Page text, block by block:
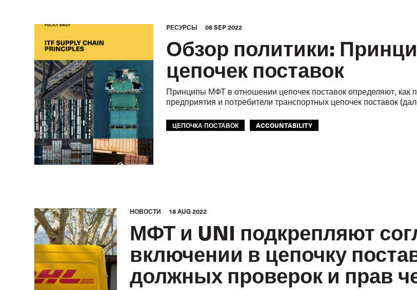
PЕСУРСЫ 08 SEP 2022
Обзор политики:
цепочек поставок
Принципы МФТ в отношении цепочек поставок определяют, как
предприятия и потребители транспортных цепочек поставок
ЦЕПОЧКА ПОСТАВОК ACCOUNTABILITY
HОВОСТИ 18 AUG 2022
МФТ и UNI подкрепляют
включении в цепочку
должных проверок и прав